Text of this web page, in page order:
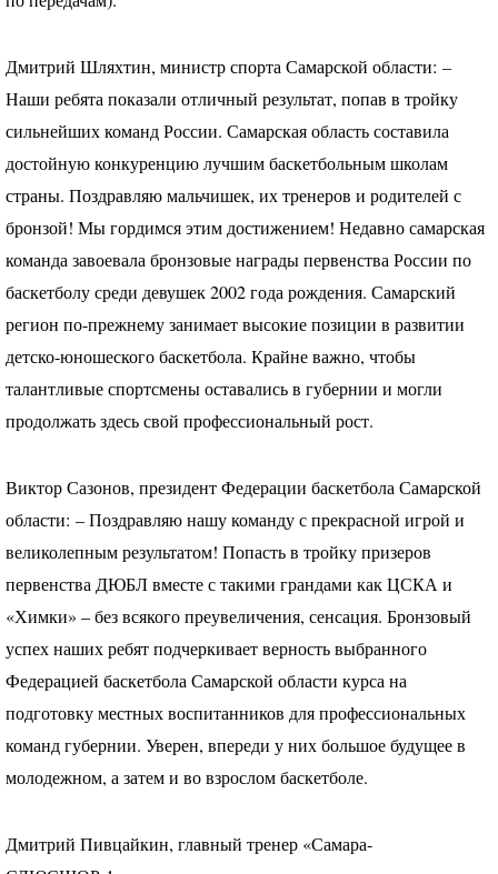
Дмитрий Шляхтин, министр спорта Самарской области: –
Наши ребята показали отличный результат, попав в тройку
сильнейших команд России. Самарская область составила
достойную конкуренцию лучшим баскетбольным школам
страны. Поздравляю мальчишек, их тренеров и родителей с
бронзой! Мы гордимся этим достижением! Недавно самарская
команда завоевала бронзовые награды первенства России по
баскетболу среди девушек 2002 года рождения. Самарский
регион по-прежнему занимает высокие позиции в развитии
детско-юношеского баскетбола. Крайне важно, чтобы
талантливые спортсмены оставались в губернии и могли
продолжать здесь свой профессиональный рост.
Виктор Сазонов, президент Федерации баскетбола Самарской
области: – Поздравляю нашу команду с прекрасной игрой и
великолепным результатом! Попасть в тройку призеров
первенстваДЮБЛвместе с такими грандами какЦСКАи
«Химки» – без всякого преувеличения, сенсация. Бронзовый
успех наших ребят подчеркивает верность выбранного
Федерацией баскетбола Самарской области курса на
подготовку местных воспитанников для профессиональных
команд губернии. Уверен, впереди у них большое будущее в
молодежном, а затем и во взрослом баскетболе.
Дмитрий Пивцайкин, главный тренер «Самара-